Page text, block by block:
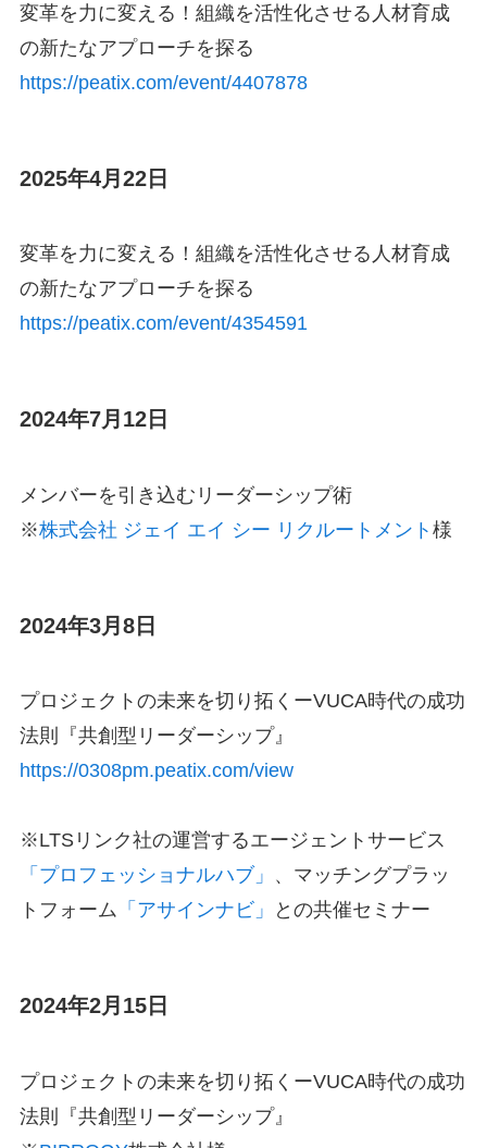
変革を力に変える！組織を活性化させる人材育成
の新たなアプローチを探る
https://peatix.com/event/4407878
2025年4月22日
変革を力に変える！組織を活性化させる人材育成
の新たなアプローチを探る
https://peatix.com/event/4354591
2024年7月12日
メンバーを引き込むリーダーシップ術
※株式会社 ジェイ エイ シー リクルートメント 様
2024年3月8日
プロジェクトの未来を切り拓くーVUCA時代の成功
法則『共創型リーダーシップ』
https://0308pm.peatix.com/view
※LTSリンク社の運営するエージェントサービス
「プロフェッショナルハブ」 、マッチングプラッ
トフォーム 「アサインナビ」 との共催セミナー
2024年2月15日
プロジェクトの未来を切り拓くーVUCA時代の成功
法則『共創型リーダーシップ』